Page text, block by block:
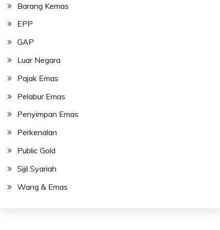
Barang Kemas
EPP
GAP
Luar Negara
Pajak Emas
Pelabur Emas
Penyimpan Emas
Perkenalan
Public Gold
Sijil Syariah
Wang & Emas